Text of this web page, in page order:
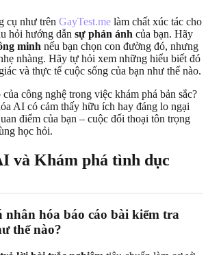
cụ như trên GayTest.me làm chất xúc tác cho
hỏi hướng dẫn sự phản ánh của bạn. Hãy
minh nếu bạn chọn con đường đó, nhưng
nhàng. Hãy tự hỏi xem những hiểu biết đó
và thực tế cuộc sống của bạn như thế nào.
công nghệ trong việc khám phá bản sắc?
AI có cảm thấy hữu ích hay đáng lo ngại
điểm của bạn – cuộc đối thoại tôn trọng
học hỏi.
và Khám phá tình dục
nhân hóa báo cáo bài kiểm tra
thế nào?